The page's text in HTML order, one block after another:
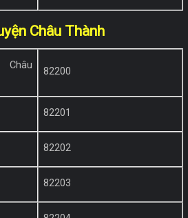
Châu Thành
Châu
82200
82201
82202
82203